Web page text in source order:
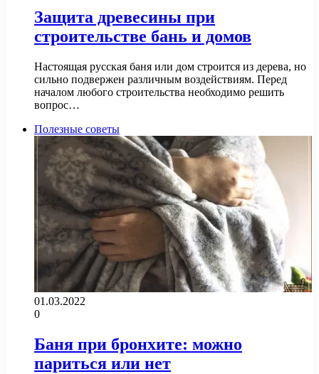
Защита древесины при
строительстве бань и домов
Настоящая русская баня или дом строится из дерева, но
сильно подвержен различным воздействиям. Перед
началом любого строительства необходимо решить
вопрос…
Полезные советы
01.03.2022
0
Баня при бронхите: можно
париться или нет